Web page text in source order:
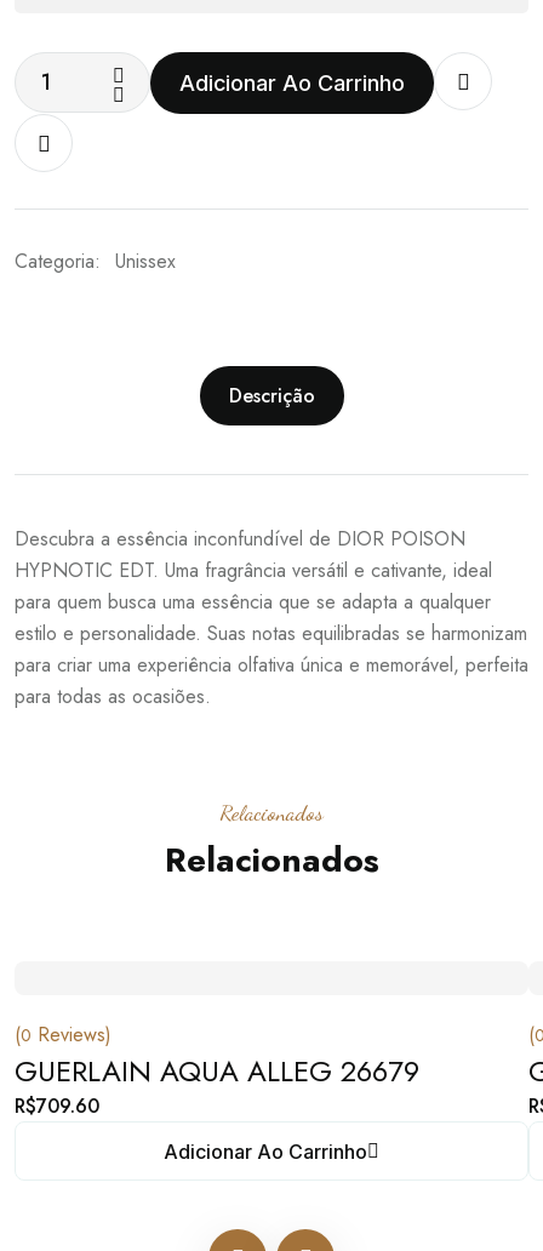
Adicionar Ao Carrinho
Categoria: Unissex
Descrição
Descubra a essência inconfundível de DIOR POISON
HYPNOTIC EDT. Uma fragrância versátil e cativante, ideal
para quem busca uma essência que se adapta a qualquer
estilo e personalidade. Suas notas equilibradas se harmonizam
para criar uma experiência olfativa única e memorável, perfeita
para todas as ocasiões.
Relacionados
Relacionados
(0 Reviews)
GUERLAIN AQUA ALLEG 26679
R$709.60
Adicionar Ao Carrinho
(